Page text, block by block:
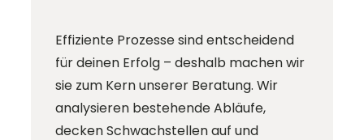
Effiziente Prozesse sind entscheidend
für deinen Erfolg – deshalb machen wir
sie zum Kern unserer Beratung. Wir
analysieren bestehende Abläufe,
decken Schwachstellen auf und